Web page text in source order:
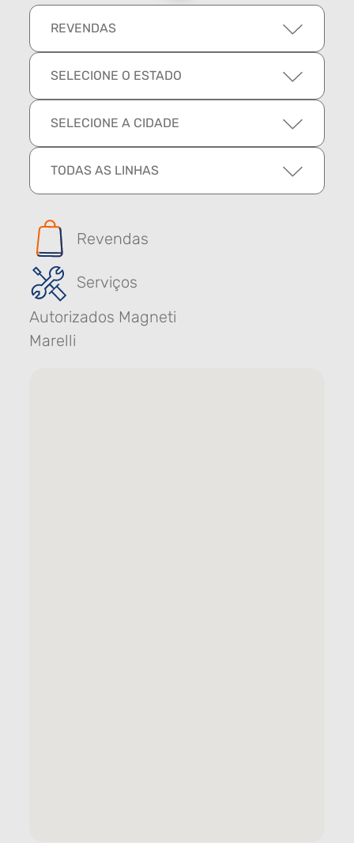
REVENDAS
SELECIONE O ESTADO
SELECIONE A CIDADE
TODAS AS LINHAS
Revendas
Serviços
Autorizados Magneti
Marelli